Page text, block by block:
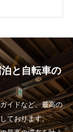
と自転車の
イドなど、最高の
ております。